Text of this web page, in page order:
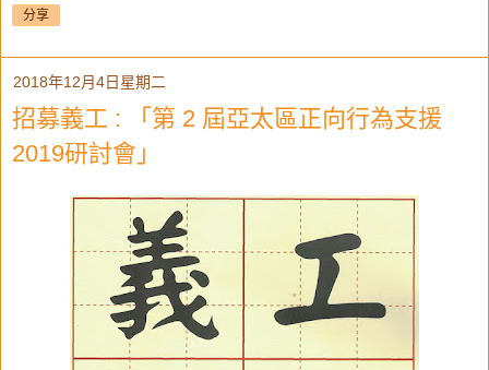
分享
2018年12月4日星期二
招募義工 : 「第 2 屆亞太區正向行為支援
2019研討會」